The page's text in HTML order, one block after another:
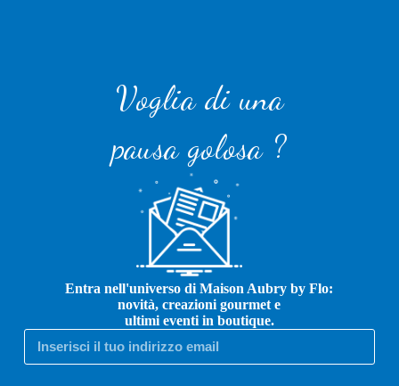
Voglia di una
pausa golosa ?
Entra nell'universo di Maison Aubry by Flo:
novità, creazioni gourmet e
ultimi eventi in boutique.